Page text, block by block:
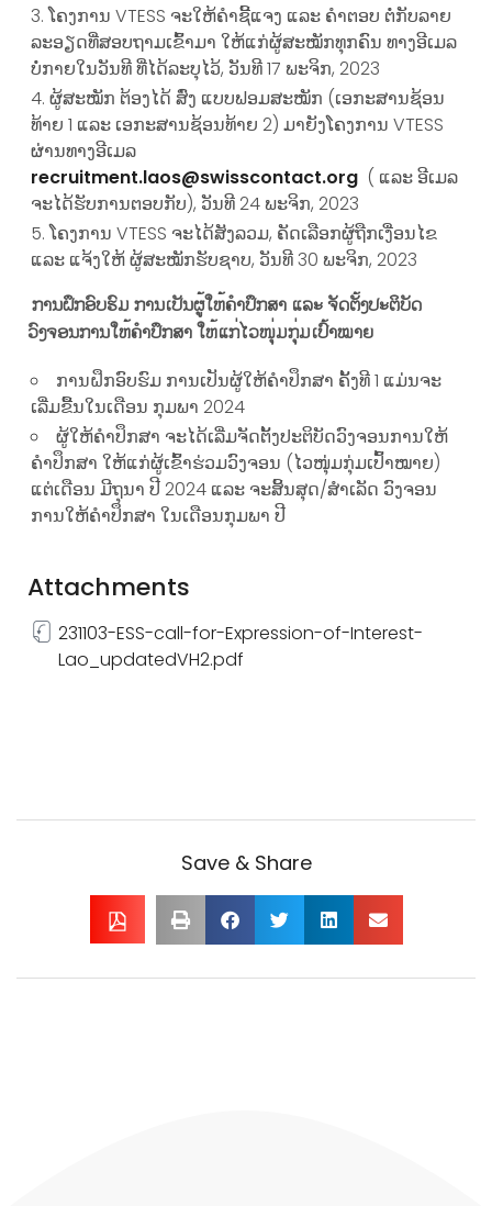
ໂຄງການ VTESS ຈະໃຫ້ຄໍາຊີ້ແຈງ ແລະ ຄໍາຕອບ ຕໍ່ກັບລາຍ
ລະອຽດທີ່ສອບຖາມເຂົ້າມາ ໃຫ້ແກ່ຜູ້ສະໝັກທຸກຄົນ ທາງອີເມລ
ບໍ່ກາຍໃນວັນທີ ທີ່ໄດ້ລະບຸໄວ້, ວັນທີ 17 ພະຈິກ, 2023
ຜູ້ສະໝັກ ຕ້ອງໄດ້ ສົ່ງ ແບບຟອມສະໝັກ (ເອກະສານຊ້ອນ
ທ້າຍ 1 ແລະ ເອກະສານຊ້ອນທ້າຍ 2) ມາຍັງໂຄງການ VTESS
ຜ່ານທາງອີເມລ
recruitment.laos@swisscontact.org ( ແລະ ອີເມລ
ຈະໄດ້ຮັບການຕອບກັບ), ວັນທີ 24 ພະຈິກ, 2023
ໂຄງການ VTESS ຈະໄດ້ສັງລວມ, ຄັດເລືອກຜູ້ຖືກເງື່ອນໄຂ
ແລະ ແຈ້ງໃຫ້ ຜູ້ສະໝັກຮັບຊາບ, ວັນທີ 30 ພະຈິກ, 2023
ການຝຶກອົບຮົມ ການເປັນຜູ້ໃຫ້ຄໍາປຶກສາ ແລະ ຈັດຕັ້ງປະຕິບັດ
ວົງຈອນການໃຫ້ຄໍາປຶກສາ ໃຫ້ແກ່ໄວໜຸ່ມກຸ່ມເປົ້າໝາຍ
ການຝຶກອົບຮົມ ການເປັນຜູ້ໃຫ້ຄໍາປຶກສາ ຄັ້ງທີ 1 ແມ່ນຈະ
ເລີ່ມຂື້ນໃນເດືອນ ກຸມພາ 2024
ຜູ້ໃຫ້ຄໍາປຶກສາ ຈະໄດ້ເລີ່ມຈັດຕັ້ງປະຕິບັດວົງຈອນການໃຫ້
ຄໍາປຶກສາ ໃຫ້ແກ່ຜູ້ເຂົ້າຮ່ວມວົງຈອນ (ໄວໜຸ່ມກຸ່ມເປົ້າໝາຍ)
ແຕ່ເດືອນ ມີຖຸນາ ປີ 2024 ແລະ ຈະສິ້ນສຸດ/ສໍາເລັດ ວົງຈອນ
ການໃຫ້ຄໍາປຶກສາ ໃນເດືອນກຸມພາ ປີ
Attachments
231103-ESS-call-for-Expression-of-Interest-
Lao_updatedVH2.pdf
Save & Share